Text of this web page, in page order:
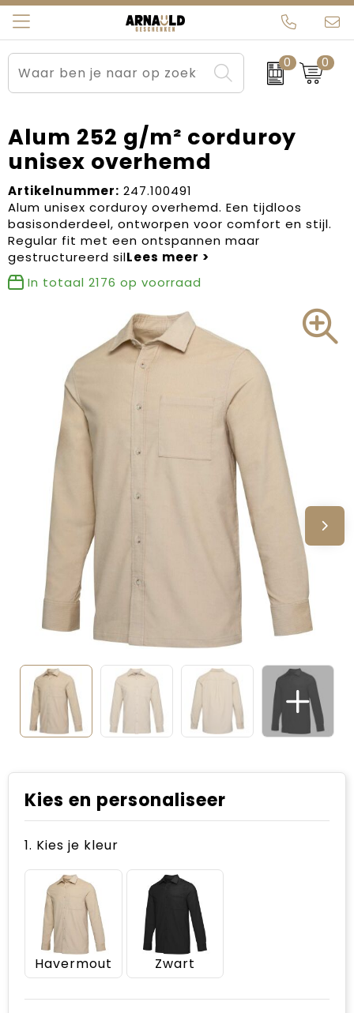
0 0
Relatiegeschenken
Sportkleding
Werkkleding
Kleding en textiel
Tassen
Beurs en Evenementen
Brievenbuspakketten
Carnaval
Dag van de Zorg
Kerstartikelen
Kerstpakketten
Sinterklaas
Verjaardagen
Voetbal, EK en WK
Voor de bouw
Zomergeschenken
Zomerpakketten
Arnauld Kerstpakketten
MijnEigenKadootje
Ons team
Contact
Blogs
Alum 252 g/m² corduroy
unisex overhemd
Artikelnummer: 247.100491
Alum unisex corduroy overhemd. Een tijdloos
basisonderdeel, ontworpen voor comfort en stijl.
Regular fit met een ontspannen maar
gestructureerd sil
In totaal 2176 op voorraad
Kies en personaliseer
1. Kies je kleur
Havermout Zwart